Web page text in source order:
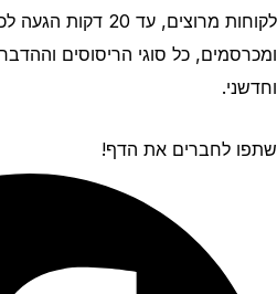
לקוחות מרוצים, עד
ומכרסמים, כל סוגי הריסוסים
וחדשני.
שתפו לחברים את הדף!